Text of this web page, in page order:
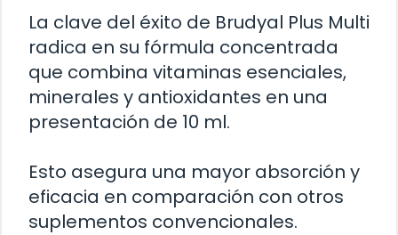
La clave del éxito de Brudyal Plus Multi
radica en su fórmula concentrada
que combina vitaminas esenciales,
minerales y antioxidantes en una
presentación de 10 ml.
Esto asegura una mayor absorción y
eficacia en comparación con otros
suplementos convencionales.